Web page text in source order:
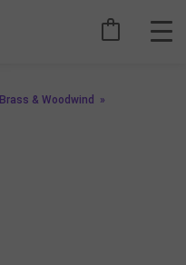
Brass & Woodwind
»